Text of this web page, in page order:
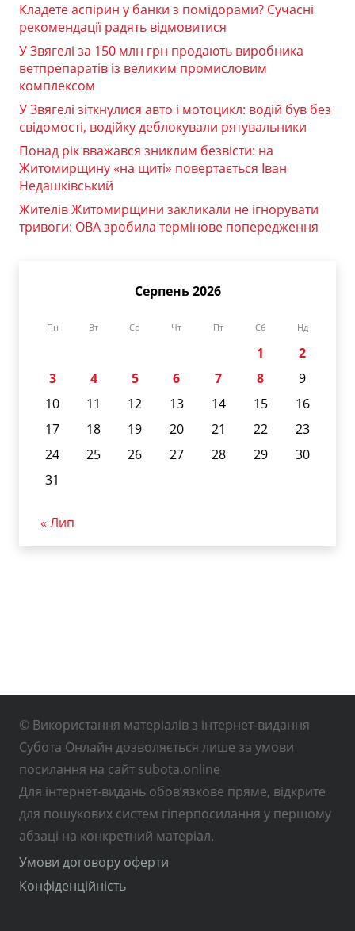
Кладете аспірин у банки з помідорами? Сучасні
рекомендації радять відмовитися
У Звягелі за 150 млн грн продають виробника
ветпрепаратів із великим промисловим
комплексом
У Звягелі зіткнулися авто і мотоцикл: водій був без
свідомості, водійку деблокували рятувальники
Понад рік вважався зниклим безвісти: на
Житомирщину «на щиті» повертається Іван
Недашківський
Жителів Житомирщини закликали не ігнорувати
тривоги: ОВА зробила термінове попередження
Серпень 2026
Пн Вт Ср Чт Пт Сб Нд
1
2
3
4 5 6 7 8
9
10
11 12 13 14 15
16
17
18 19 20 21 22
23
24
25 26 27 28 29
30
31
« Лип
© Використання матеріалів з інтернет-видання
Субота Онлайн дозволяється лише за умови
посилання на сайт subota.online
Для інтернет-видань обов’язкове пряме, відкрите
для пошукових систем гіперпосилання у першому
абзаці на конкретний матеріал.
Умови договору оферти
Конфіденційність